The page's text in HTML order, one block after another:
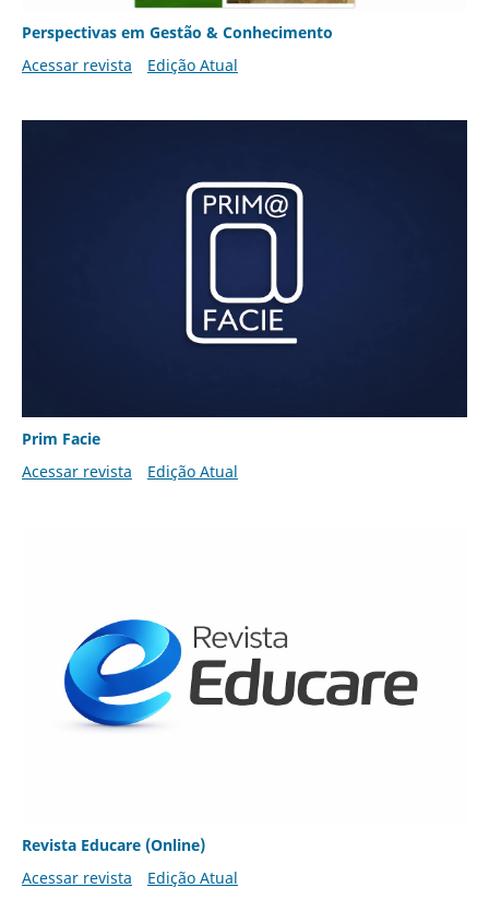
Perspectivas em Gestão & Conhecimento
Acessar revista
Edição Atual
Prim Facie
Acessar revista
Edição Atual
Revista Educare (Online)
Acessar revista
Edição Atual